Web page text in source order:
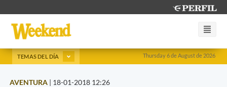
Thursday 6 de August de 2026
TEMAS DEL DÍA
AVENTURA | 18-01-2018 12:26